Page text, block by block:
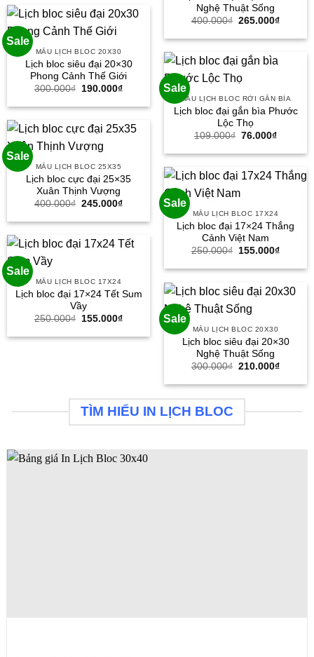
79.000₫.
Nghệ Thuật Sống
400.000₫ Giá
là:
265.000₫Giá
tại
Sale
MẪU LỊCH BLOC 20X30
Lịch bloc siêu đại 20×30
Phong Cảnh Thế Giới
300.000₫
Giá
là:
190.000₫Giá
tại
190.000₫.
Sale
MẪU LỊCH BLOC RỜI GẮN BÌA
Lịch bloc đại gắn bìa Phước
Lộc Thọ
109.000₫ Giá
là:
76.000₫Giá
tại
Sale
MẪU LỊCH BLOC 25X35
Lịch bloc cực đại 25×35
Xuân Thịnh Vượng
400.000₫ Giá
là:
245.000₫Giá
tại
245.000₫.
Sale
MẪU LỊCH BLOC 17X24
Lịch bloc đại 17×24 Thắng
Cảnh Việt Nam
250.000₫
Giá
là:
155.000₫Giá
tại
Sale
MẪU LỊCH BLOC 17X24
Lịch bloc đại 17×24 Tết Sum
Vầy
250.000₫
Giá
là:
155.000₫Giá
tại
Sale
MẪU LỊCH BLOC 20X30
Lịch bloc siêu đại 20×30
Nghệ Thuật Sống
300.000₫ Giá
là:
210.000₫Giá
tại
TÌM HIỂU IN LỊCH BLOC